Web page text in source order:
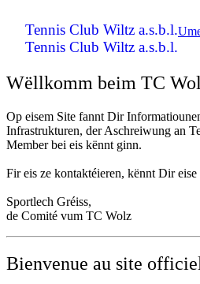
Tennis Club Wiltz a.s.b.l.
Tennis Club Wiltz a.s.b.l.
Wëllkomm beim TC
Op eisem Site fannt Dir
Infrastrukturen, der Aschreiwung an
Member bei eis kënnt ginn.
Fir eis ze kontaktéieren, kënnt Dir
Sportlech Gréiss,
de Comité vum TC Wolz
Bienvenue au site